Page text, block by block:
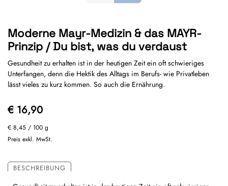
Moderne Mayr-Medizin & das MAYR-
Prinzip / Du bist, was du verdaust
Gesundheit zu erhalten ist in der heutigen Zeit ein oft schwieriges
Unterfangen, denn die Hektik des Alltags im Berufs- wie Privatleben
lässt vieles zu kurz kommen. So auch die Ernährung.
€ 16,90
€ 8,45 / 100 g
Preis exkl. MwSt.
BESCHREIBUNG